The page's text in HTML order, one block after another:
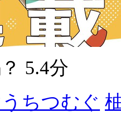
5.4分
ちつむぐ